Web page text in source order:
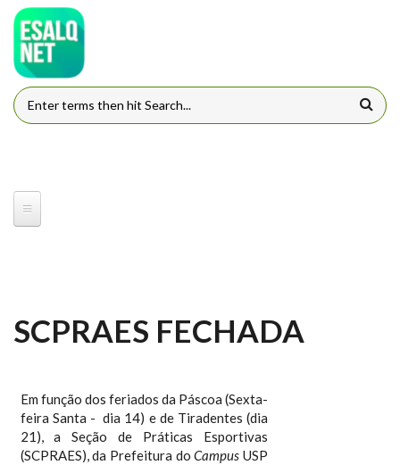
Pular para o conteúdo principal
FORMULÁRIO DE BUSCA
SCPRAES FECHADA
Em função dos feriados da Páscoa (Sexta-
feira Santa - dia 14) e de Tiradentes (dia
21), a Seção de Práticas Esportivas
(SCPRAES), da Prefeitura doCampus USP